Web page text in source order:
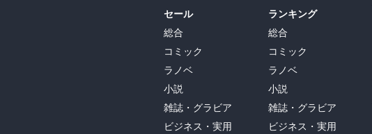
セール
総合
コミック
ラノベ
小説
雑誌・グラビア
ビジネス・実用
ランキング
総合
コミック
ラノベ
小説
雑誌・グラビア
ビジネス・実用